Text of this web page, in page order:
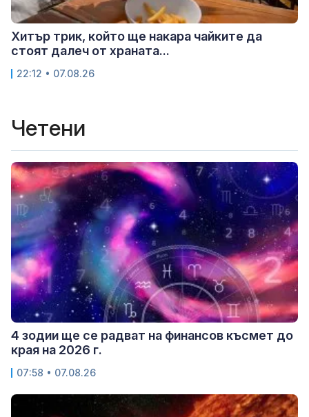
Хитър трик, който ще накара чайките да
стоят далеч от храната...
22:12 • 07.08.26
Четени
4 зодии ще се радват на финансов късмет до
края на 2026 г.
07:58 • 07.08.26